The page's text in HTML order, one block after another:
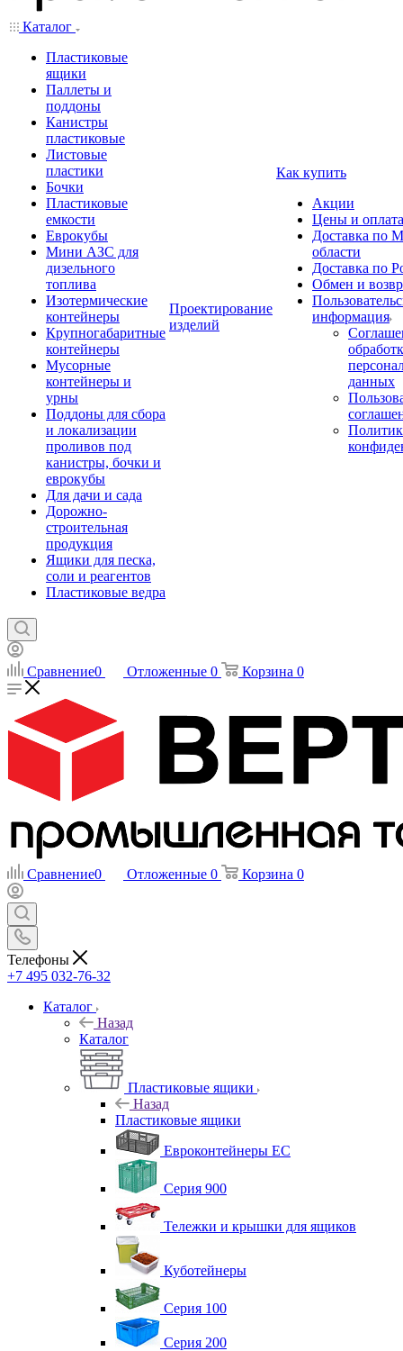
Каталог
Пластиковые
ящики
Паллеты и
поддоны
Канистры
пластиковые
Листовые
пластики
Бочки
Пластиковые
емкости
Еврокубы
Мини АЗС для
дизельного
топлива
Изотермические
контейнеры
Крупногабаритные
контейнеры
Мусорные
контейнеры и
урны
Поддоны для сбора
и локализации
проливов под
канистры, бочки и
еврокубы
Для дачи и сада
Дорожно-
строительная
продукция
Ящики для песка,
соли и реагентов
Пластиковые ведра
Проектирование
изделий
Как купить
Акции
Цены и оплата
Доставка по
области
Доставка по
Обмен и
информация
данных
Сравнение0 Отложенные 0 Корзина 0
Сравнение0 Отложенные 0 Корзина 0
Телефоны
+7 495 032-76-32
Каталог
Назад
Каталог
Пластиковые ящики
Назад
Пластиковые ящики
Евроконтейнеры ЕС
Серия 900
Тележки и крышки для ящиков
Куботейнеры
Серия 100
Серия 200